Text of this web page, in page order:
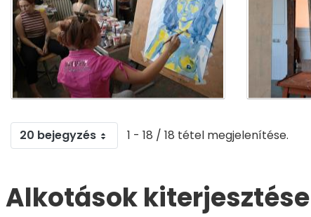
20 bejegyzés 1 - 18 / 18 tétel megjelenítése.
Alkotások kiterjesztése